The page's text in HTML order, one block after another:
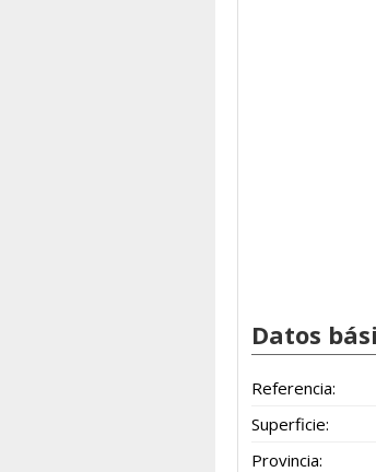
Datos
Referencia:
Superficie:
Provincia: